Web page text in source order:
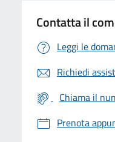
Contatta il
Leggi le
Richiedi
Chiama il
Prenota